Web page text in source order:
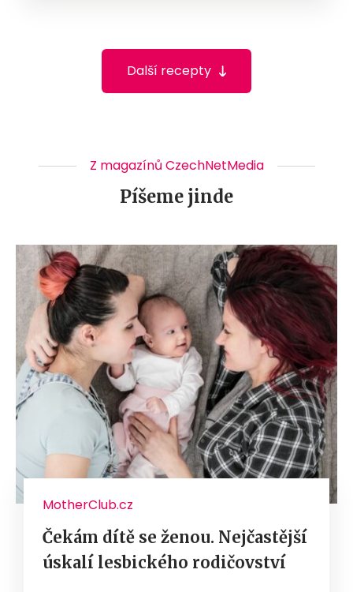
Další recepty
Z magazínů CzechNetMedia
Píšeme jinde
MotherClub.cz
Čekám dítě se ženou. Nejčastější
úskalí lesbického rodičovství